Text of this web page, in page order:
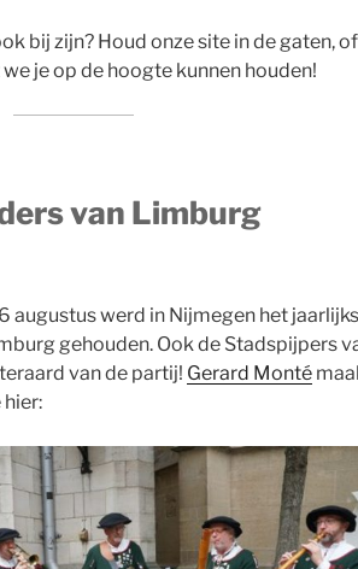
bij zijn? Houd onze site in de gaten, of
je op de hoogte kunnen houden!
van Limburg
augustus werd in Nijmegen het
gehouden. Ook de Stadspijpers
van de partij! Gerard Monté
hier: